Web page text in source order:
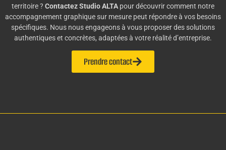
territoire ? Contactez Studio ALTA pour découvrir comment notre
accompagnement graphique sur mesure peut répondre à vos besoins
spécifiques. Nous nous engageons à vous proposer des solutions
authentiques et concrètes, adaptées à votre réalité d’entreprise.
Prendre contact